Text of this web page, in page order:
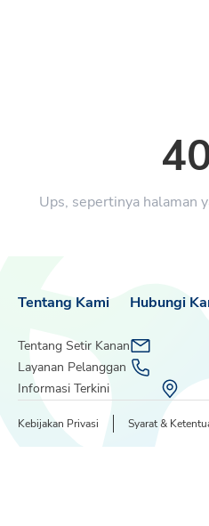
Ups, sepertinya halaman
Tentang Kami
Tentang Setir Kanan
Layanan Pelanggan
Informasi Terkini
Hubungi
Kebijakan Privasi Syarat &